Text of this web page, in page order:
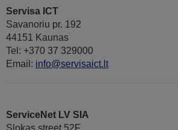
Servisa ICT
Savanoriu pr. 192
44151 Kaunas
Tel: +370 37 329000
Email: info@servisaict.lt
ServiceNet LV SIA